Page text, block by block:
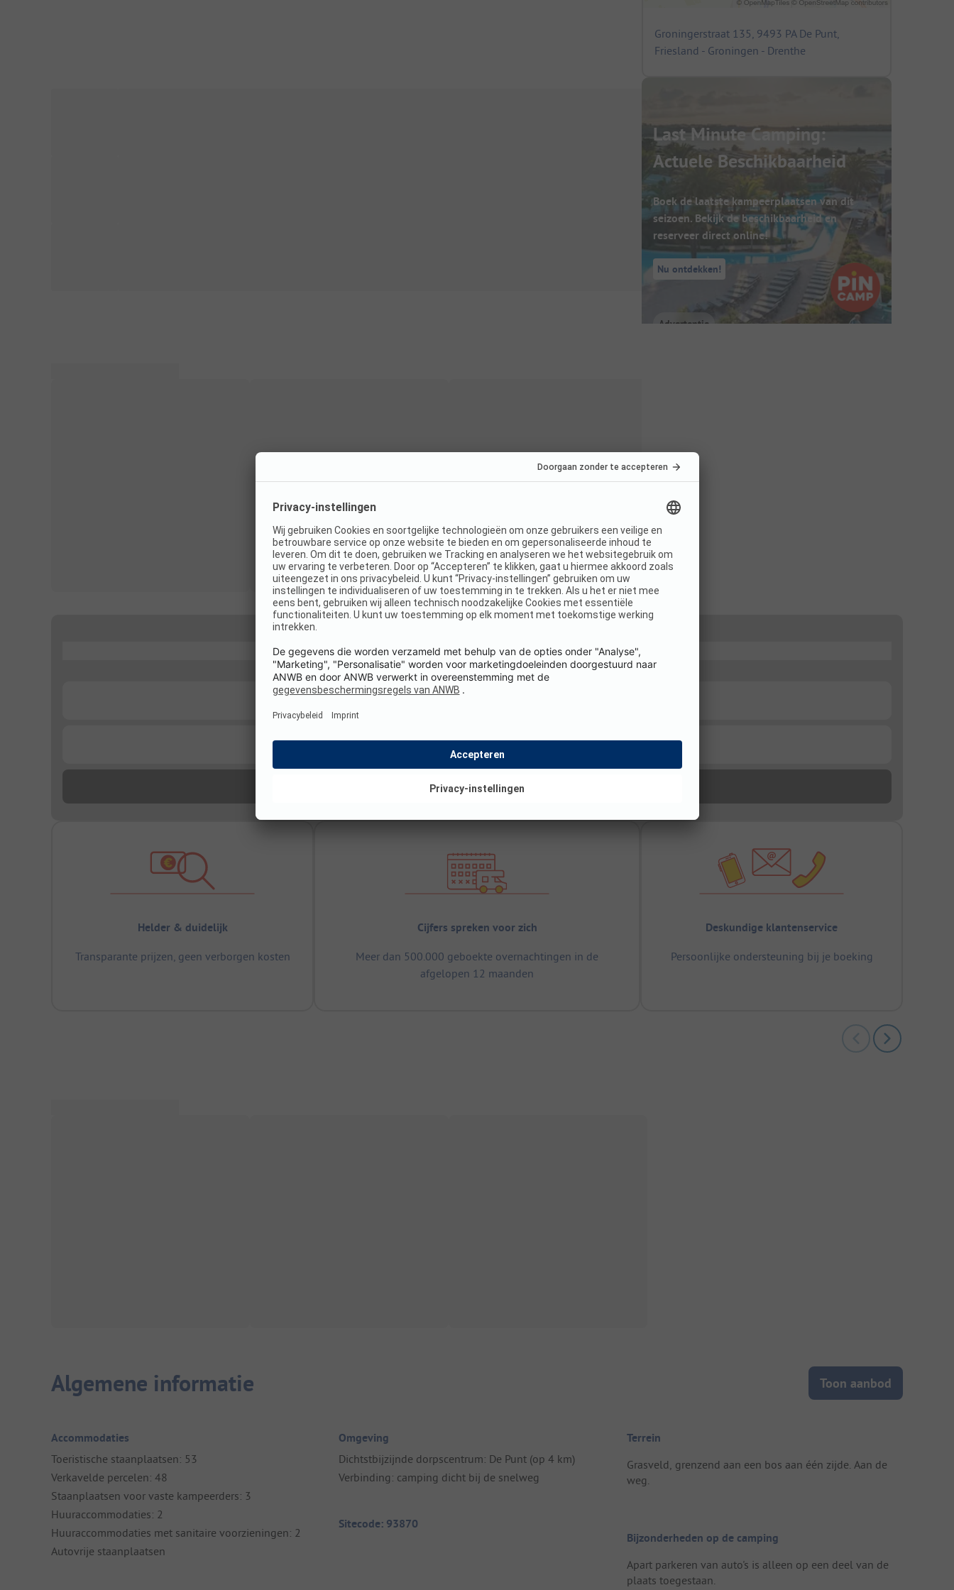
Groningerstraat 135, 9493 PA De Punt,
Friesland - Groningen - Drenthe
Last Minute Camping:
Actuele Beschikbaarheid
Boek de laatste kampeerplaatsen van dit
seizoen. Bekijk de beschikbaarheid en
reserveer direct online!
Nu ontdekken!
Helder & duidelijk
Transparante prijzen, geen verborgen kosten
Cijfers spreken voor zich
Meer dan 500.000 geboekte overnachtingen in de
afgelopen 12 maanden
Deskundige klantenservice
Persoonlijke ondersteuning bij je boeking
Algemene informatie Toon aanbod
Accommodaties
Toeristische staanplaatsen: 53
Verkavelde percelen: 48
Staanplaatsen voor vaste kampeerders: 3
Huuraccommodaties: 2
Huuraccommodaties met sanitaire voorzieningen: 2
Autovrije staanplaatsen
Omgeving
Dichtstbijzijnde dorpscentrum: De Punt (op 4 km)
Verbinding: camping dicht bij de snelweg
Sitecode: 93870
Terrein
Grasveld, grenzend aan een bos aan één zijde. Aan de
weg.
Bijzonderheden op de camping
Apart parkeren van auto's is alleen op een deel van de
plaats toegestaan.